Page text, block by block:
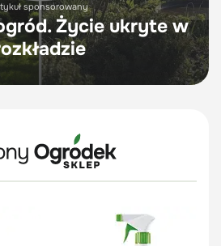
sponsorowany
Życie ukryte w